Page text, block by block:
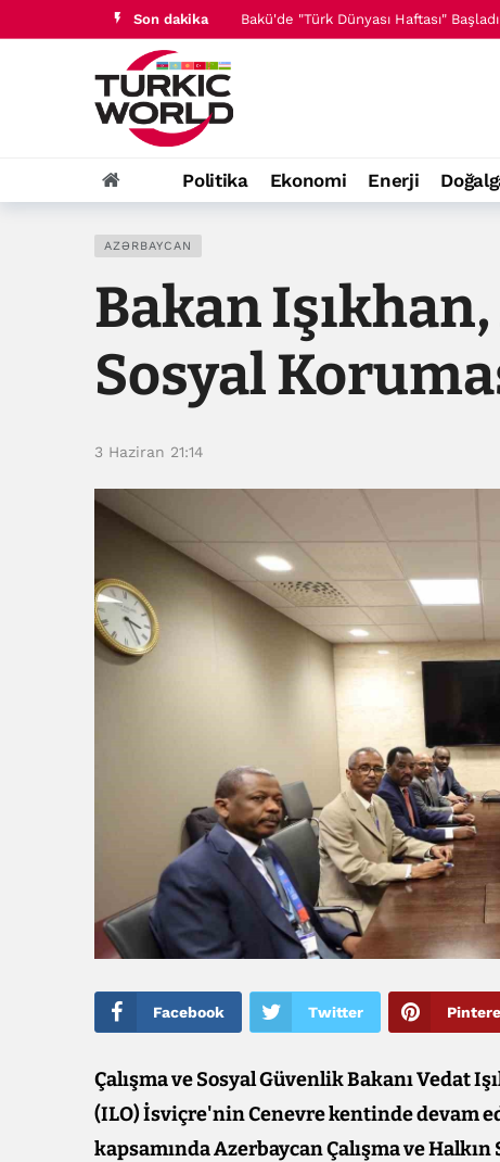
Son dakika Bakü'de "Türk Dünyası Haftası"
Politika Ekonomi Enerji
AZƏRBAYCAN
Bakan
Sosyal
3 Haziran 21:14
Facebook Twitter
Çalışma ve Sosyal Güvenlik Bakanı Vedat
(ILO) İsviçre'nin Cenevre kentinde devam
kapsamında Azerbaycan Çalışma ve